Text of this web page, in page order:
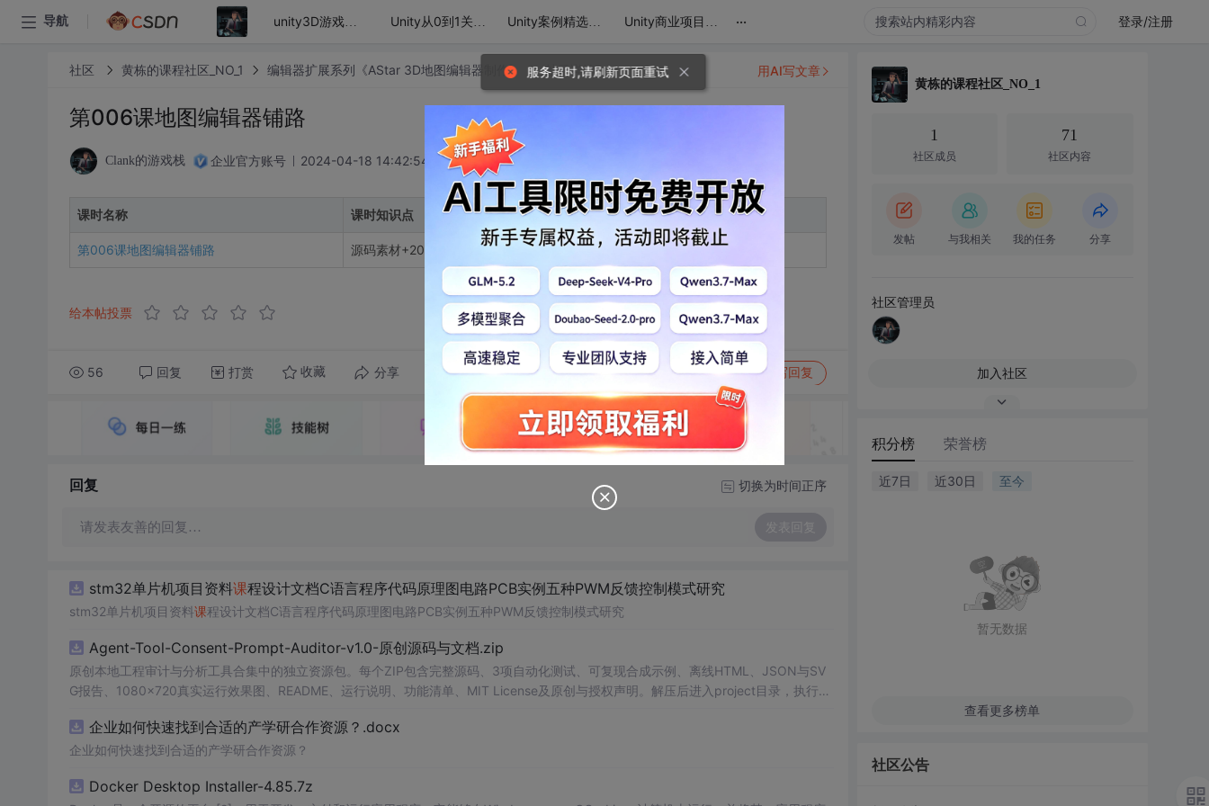
导航 unity3D游戏开发 Unity从0到1关卡类游戏项目实战课程 Unity案例精选《JolinClash》核心玩法与实现 Unity商业项目案例精选《开心赛车》 ... 登录/注册
社区 黄栋的课程社区_NO_1 编辑器扩展系列《AStar 3D地图编辑器制作》 帖子详情
第006课地图编辑器铺路
Clank的游戏栈 企业官方账号 2024-04-18 14:42:54
课时名称 课时知识点
第006课地图编辑器铺路 源码素材+206 253 937 企鹅裙 411 232 577
给本帖投票
56 回复 打赏 收藏 分享 转发到动态 举报 写回复
用AI写文章
回复 切换为时间正序
请发表友善的回复… 发表回复
stm32单片机项目资料课程设计文档C语言程序代码原理图电路PCB实例五种PWM反馈控制模式研究
stm32单片机项目资料课程设计文档C语言程序代码原理图电路PCB实例五种PWM反馈控制模式研究
Agent-Tool-Consent-Prompt-Auditor-v1.0-原创源码与文档.zip
原创本地工程审计与分析工具合集中的独立资源包。每个ZIP包含完整源码、3项自动化测试、可复现合成示例、离线HTML、JSON与SV
G报告、1080×720真实运行效果图、README、运行说明、功能清单、MIT License及原创与授权声明。解压后进入project目录，执行np
源码、Logo、官方截图、论文、生产日志或其他受限素材。适合前端开发、AI应用工程、测试审计和
企业如何快速找到合适的产学研合作资源？.docx
企业如何快速找到合适的产学研合作资源？
Docker Desktop Installer-4.85.7z
黄栋的课程社区_NO_1
1
社区成员
71
社区内容
发帖 与我相关 我的任务 分享
社区管理员
加入社区
积分榜 荣誉榜
近7日 近30日 至今
暂无数据
查看更多榜单
社区公告
服务超时,请刷新页面重试